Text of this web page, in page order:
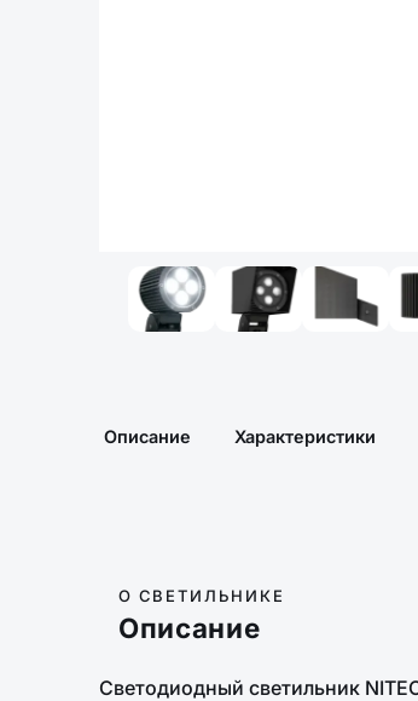
Описание Характеристики
О СВЕТИЛЬНИКЕ
Описание
Светодиодный светильник